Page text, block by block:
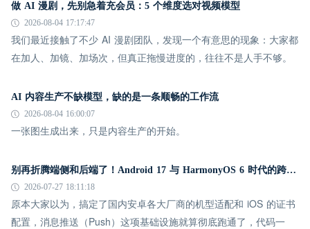
做 AI 漫剧，先别急着充会员：5 个维度选对视频模型
2026-08-04 17:17:47
我们最近接触了不少 AI 漫剧团队，发现一个有意思的现象：大家都
在加人、加镜、加场次，但真正拖慢进度的，往往不是人手不够。
AI 内容生产不缺模型，缺的是一条顺畅的工作流
2026-08-04 16:00:07
一张图生成出来，只是内容生产的开始。
别再折腾端侧和后端了！Android 17 与 HarmonyOS 6 时代的跨平台推送指南
2026-07-27 18:11:18
原本大家以为，搞定了国内安卓各大厂商的机型适配和 iOS 的证书
配置，消息推送（Push）这项基础设施就算彻底跑通了，代码一